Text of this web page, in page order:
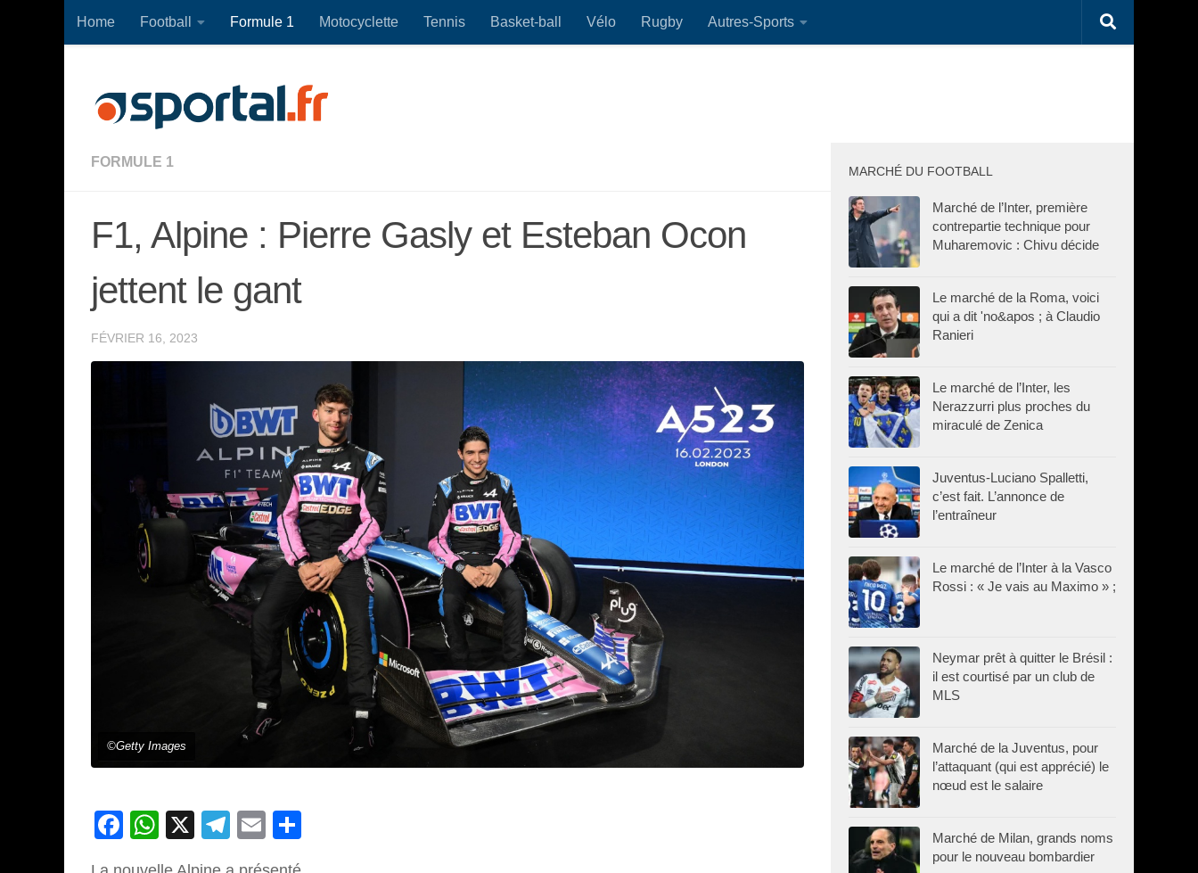
Skip to content
Home Football Formule 1 Motocyclette Tennis Basket-ball Vélo Rugby Autres-Sports
FORMULE 1
F1, Alpine : Pierre Gasly et Esteban Ocon
jettent le gant
FÉVRIER 16, 2023
©Getty Images
Facebook
WhatsApp
X Telegram
Email
MARCHÉ DU FOOTBALL
Marché de l’Inter, première
contrepartie technique pour
Muharemovic : Chivu décide
Le marché de la Roma, voici
qui a dit 'no&apos ; à Claudio
Ranieri
Le marché de l’Inter, les
Nerazzurri plus proches du
miraculé de Zenica
Juventus-Luciano Spalletti,
c’est fait. L’annonce de
l’entraîneur
Le marché de l’Inter à la Vasco
Rossi : « Je vais au Maximo » ;
Neymar prêt à quitter le Brésil :
il est courtisé par un club de
MLS
Marché de la Juventus, pour
l’attaquant (qui est apprécié) le
nœud est le salaire
Marché de Milan, grands noms
pour le nouveau bombardier